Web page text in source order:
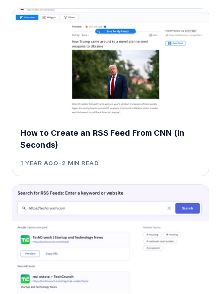
How to Create an RSS Feed From CNN (In
Seconds)
1 YEAR AGO• 2 MIN READ